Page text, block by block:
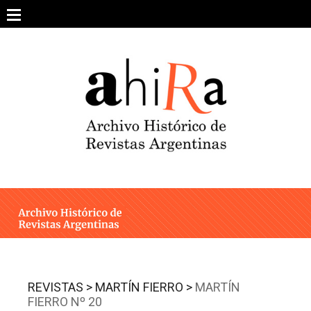
content
ARCHIVO DE REVISTAS
ESTUDIOS CRÍTICOS
INTEGRANTES
CONTACTO
REVISTAS > MARTÍN FIERRO > MARTÍN
FIERRO Nº 20